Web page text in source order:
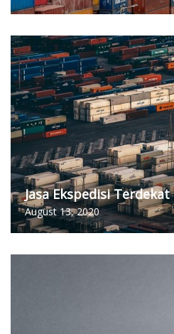
Jasa Ekspedisi Terdekat
August 13, 2020